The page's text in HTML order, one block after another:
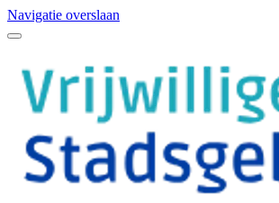
Navigatie overslaan